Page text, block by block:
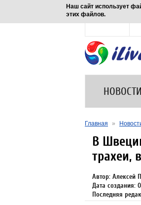
Наш сайт использует
этих файлов.Новости
НОВОСТИ
Главная »
В
трахеи,
Автор: Алексей
Дата создания:
Последняя